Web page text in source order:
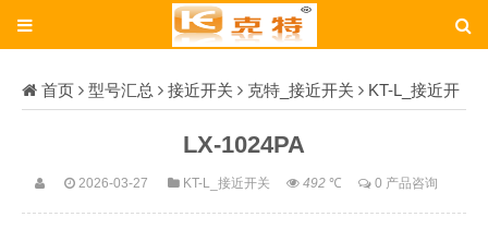
首页 型号汇总 接近开关 克特_接近开关 KT-L_接近开
LX-1024PA
2026-03-27 KT-L_接近开关 492℃ 0 产品咨询